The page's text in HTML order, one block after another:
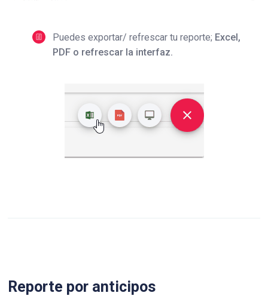
Puedes exportar/ refrescar tu reporte; Excel,
PDF o refrescar la interfaz.
Reporte por anticipos